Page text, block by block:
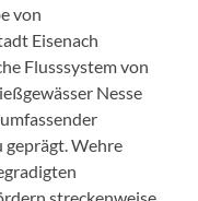
von
Eisenach
Flusssystem von
Nesse
geprägt. Wehre